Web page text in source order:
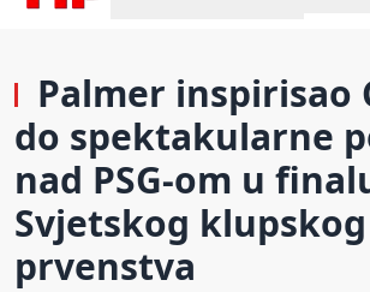
Palmer inspirisao
do spektakularne
nad PSG-om u
Svjetskog klupskog
prvenstva